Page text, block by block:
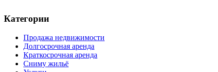
Категории
Продажа недвижимости
Долгосрочная аренда
Краткосрочная аренда
Сниму жильё